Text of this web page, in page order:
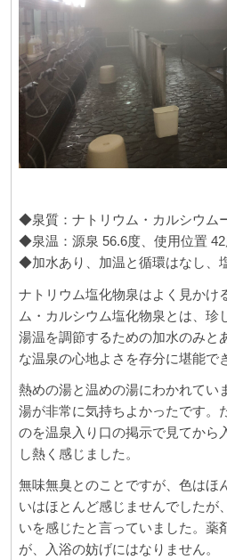
◆泉質：ナトリウム・カルシウム
◆泉温：源泉 56.6度、使用位置
◆加水あり、加温と循環はなし、
ナトリウム塩化物泉はよく見かけ
ム・カルシウム塩化物泉とは、珍
湯温を調節するための加水のみと
な温泉の心地よさを存分に堪能で
熱めの湯と温めの湯にわかれてい
湯が非常に気持ちよかったです。
のを温泉入り口の掲示で見てから
し熱く感じました。
無味無臭とのことですが、色はほ
いはほとんど感じませんでしたが
いを感じたと言っていました。薬
が、入浴の妨げにはなりません。